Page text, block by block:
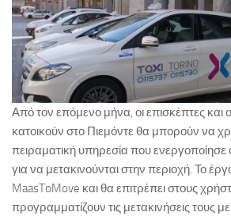
Από τον επόμενο μήνα, οι επισκέπτες και
κατοικούν στο Πιεμόντε θα μπορούν να
πειραματική υπηρεσία που ενεργοποίησε
για να μετακινούνται στην περιοχή. Το
MaasToMove και θα επιτρέπει στους
προγραμματίζουν τις μετακινήσεις τους